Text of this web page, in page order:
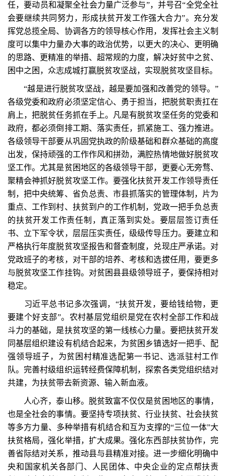
任，要动员和凝聚全社会力量广泛参与”，并号召“全党全社
会要继续共同努力，形成扶贫开发工作强大合力”。充分发
挥党总揽全局、协调各方的领导核心作用，发挥社会主义制
度可以集中力量办大事的政治优势，以更大的决心、更明确
的思路、更精准的举措、超常规的力度，解决好贫中之贫、
困中之困，众志成城打赢脱贫攻坚战，实现脱贫攻坚目标。
“越是进行脱贫攻坚战，越是要加强和改善党的领导。”
各级党委和政府必须坚定信心、勇于担当，把脱贫职责扛在
肩上，把脱贫任务抓在手上。凡是有脱贫攻坚任务的党委和
政府，都必须倒排工期、落实责任，抓紧施工、强力推进。
各级领导干部要从巩固党执政的阶级基础和群众基础的高度
出发，保持顽强的工作作风和拼劲，满腔热情地做好脱贫攻
坚工作。尤其是贫困地区的各级领导干部，更要心无旁骛、
聚精会神抓好脱贫攻坚工作。要强化扶贫开发工作领导责任
制，把中央统筹、省负总责、市县抓落实的管理体制，片为
重点、工作到村、扶贫到户的工作机制，党政一把手负总责
的扶贫开发工作责任制，真正落到实处。要层层签订责任
书、立下军令状，层层压实责任，级级传导压力。要建立和
严格执行年度脱贫攻坚报告和督查制度，兑现庄严承诺。对
党政班子的考核，对干部的培养、考核和选拔任用，要更多
与脱贫攻坚工作挂钩。对贫困县县级领导班子，要保持相对
稳定。
习近平总书记多次强调，“扶贫开发，要给钱给物，更
要建个好支部”。农村基层党组织是党在农村全部工作和战
斗力的基础，是扶贫攻坚的第一线核心力量。要把扶贫开发
同基层组织建设有机结合起来，为贫困乡镇选好一把手、配
强领导班子，为贫困村精准选配第一书记、选派驻村工作
队。完善村级组织运转经费保障机制，探索各类党组织结对
共建，为扶贫带去新资源、输入新血液。
人心齐，泰山移。脱贫致富不仅仅是贫困地区的事情，
也是全社会的事情。要坚持专项扶贫、行业扶贫、社会扶贫
等多方力量、多种举措有机结合和互为支撑的“三位一体”大
扶贫格局，强化举措，扩大成果。强化东西部扶贫协作，完
善省际结对关系，推动县与县精准对接。进一步细化明确中
央和国家机关各部门、人民团体、中央企业的定点帮扶责